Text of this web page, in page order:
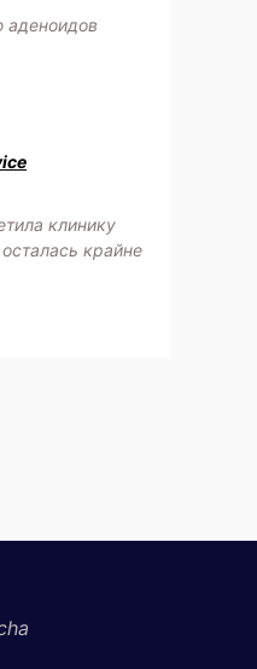
аденоидов
клинику
крайне